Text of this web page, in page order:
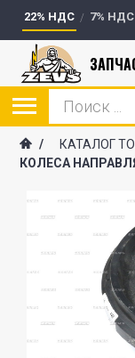
22% НДС 7% НДС
/ КАТАЛОГ
КОЛЕСА